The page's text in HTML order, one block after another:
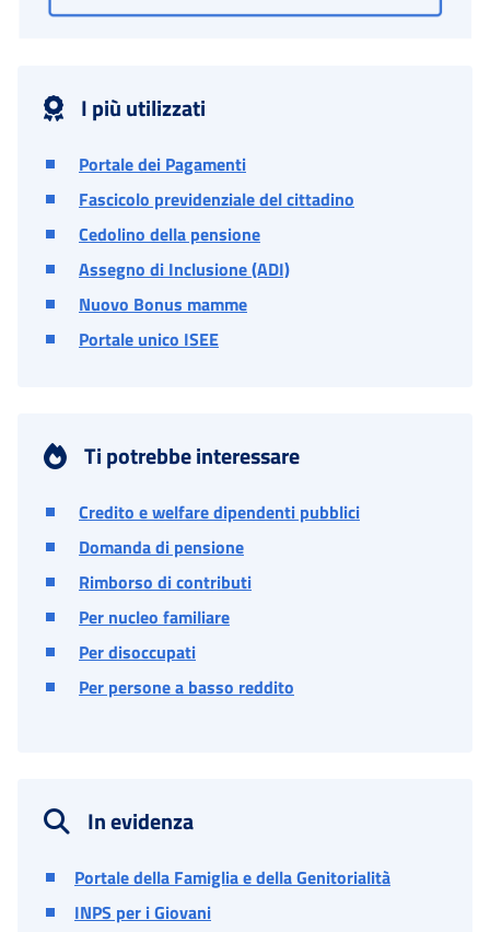
I più utilizzati
Portale dei Pagamenti
Fascicolo previdenziale del cittadino
Cedolino della pensione
Assegno di Inclusione (ADI)
Nuovo Bonus mamme
Portale unico ISEE
Ti potrebbe interessare
Credito e welfare dipendenti pubblici
Domanda di pensione
Rimborso di contributi
Per nucleo familiare
Per disoccupati
Per persone a basso reddito
In evidenza
Portale della Famiglia e della Genitorialità
INPS per i Giovani